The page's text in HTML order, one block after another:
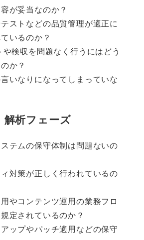
が妥当なのか？
ストなどの品質管理が適正に
いるのか？
や検収を問題なく行うにはどう
か？
いなりになってしまっていな
解析フェーズ
テムの保守体制は問題ないの
対策が正しく行われているの
やコンテンツ運用の業務フロ
定されているのか？
ップやパッチ適用などの保守